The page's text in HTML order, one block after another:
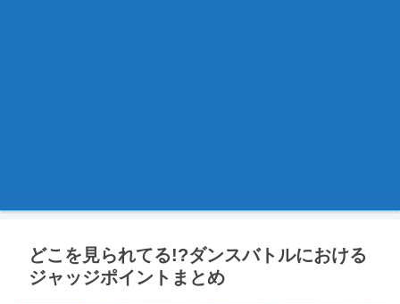
どこを見られてる!?ダンスバトルにおける
ジャッジポイントまとめ